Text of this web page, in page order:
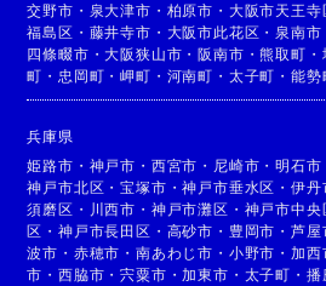
交野市 ・ 泉大津市 ・ 柏原市 ・ 大阪市天王寺
福島区 ・ 藤井寺市 ・ 大阪市此花区 ・ 泉南市
四條畷市 ・大阪狭山市 ・阪南市 ・熊取町 ・
町 ・ 忠岡町 ・岬町 ・ 河南町 ・ 太子町 ・能勢
兵庫県
姫路市 ・ 神戸市 ・ 西宮市 ・ 尼崎市 ・明石市
神戸市北区 ・宝塚市 ・神戸市垂水区 ・伊丹
須磨区 ・ 川西市 ・ 神戸市灘区 ・ 神戸市中央
区 ・神戸市長田区 ・ 高砂市 ・ 豊岡市 ・芦屋
波市 ・ 赤穂市 ・南あわじ市 ・ 小野市 ・加西
市 ・西脇市 ・宍粟市 ・加東市 ・ 太子町 ・ 播